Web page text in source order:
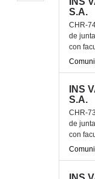
S.A.
CHR-
de
con
INS
S.A.
CHR-
de
con